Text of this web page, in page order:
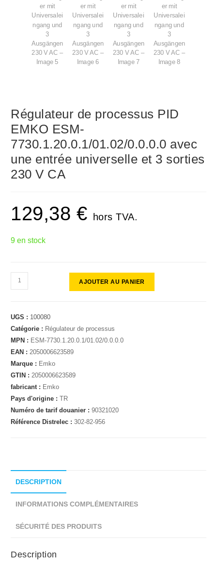
Régulateur de processus PID
EMKO ESM-
7730.1.20.0.1/01.02/0.0.0.0 avec
une entrée universelle et 3 sorties
230 V CA
129,38 € hors TVA.
9 en stock
AJOUTER AU PANIER
UGS : 100080
Catégorie : Régulateur de processus
MPN : ESM-7730.1.20.0.1/01.02/0.0.0.0
EAN : 2050006623589
Marque : Emko
GTIN : 2050006623589
fabricant : Emko
Pays d'origine :TR
Numéro de tarif douanier :90321020
Référence Distrelec :302-82-956
DESCRIPTION
INFORMATIONS COMPLÉMENTAIRES
SÉCURITÉ DES PRODUITS
Description